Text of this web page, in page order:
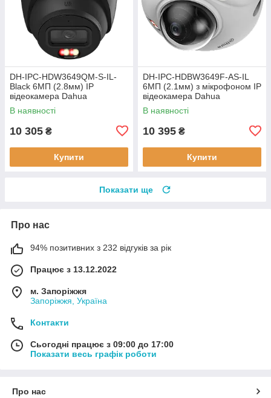
DH-IPC-HDW3649QM-S-IL-
Black 6МП (2.8мм) IP
відеокамера Dahua
В наявності
10 305 ₴
Купити
DH-IPC-HDBW3649F-AS-IL
6МП (2.1мм) з мікрофоном IP
відеокамера Dahua
В наявності
10 395 ₴
Купити
Показати ще
Про нас
94% позитивних з 232 відгуків за рік
Працює з 13.12.2022
м. Запоріжжя
Запоріжжя, Україна
Контакти
Сьогодні працює з 09:00 до 17:00
Показати весь графік роботи
Про нас